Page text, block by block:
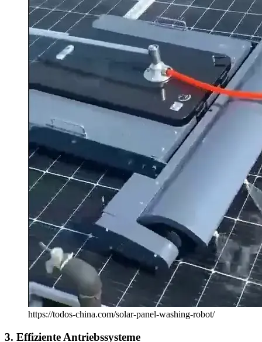
https://todos-china.com/solar-panel-washing-robot/
3. Effiziente Antriebssysteme